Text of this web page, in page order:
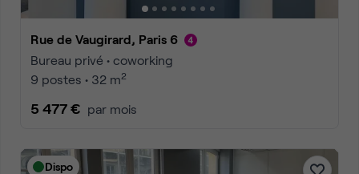
Rue de Vaugirard, Paris 6
Bureau privé • coworking
9 postes • 32 m2
5 477 € par mois
Dispo